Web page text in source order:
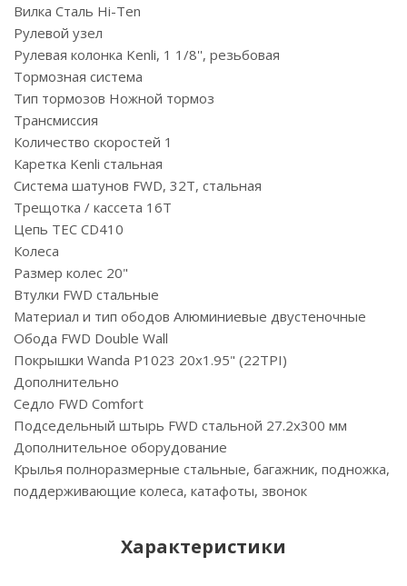
Вилка Сталь Hi-Ten
Рулевой узел
Рулевая колонка Kenli, 1 1/8'', резьбовая
Тормозная система
Тип тормозов Ножной тормоз
Трансмиссия
Количество скоростей 1
Каретка Kenli стальная
Система шатунов FWD, 32T, cтальная
Трещотка / кассета 16T
Цепь TEC CD410
Колеса
Размер колес 20"
Втулки FWD стальные
Материал и тип ободов Алюминиевые двустеночные
Обода FWD Double Wall
Покрышки Wanda P1023 20x1.95" (22TPI)
Дополнительно
Седло FWD Comfort
Подседельный штырь FWD стальной 27.2x300 мм
Дополнительное оборудование
Крылья полноразмерные стальные, багажник, подножка,
поддерживающие колеса, катафоты, звонок
Характеристики